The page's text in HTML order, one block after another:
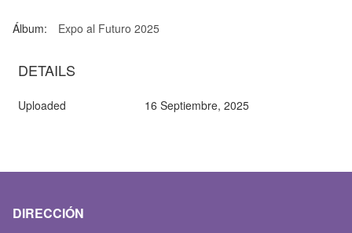
Álbum: Expo al Futuro 2025
DETAILS
Uploaded 16 Septiembre, 2025
DIRECCIÓN